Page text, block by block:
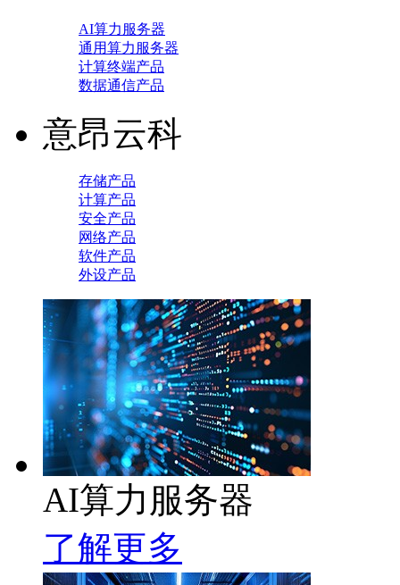
AI算力服务器
通用算力服务器
计算终端产品
数据通信产品
意昂云科
存储产品
计算产品
安全产品
网络产品
软件产品
外设产品
AI算力服务器
了解更多